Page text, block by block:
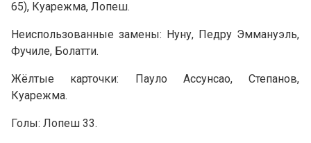
65), Куарежма, Лопеш.
Неиспользованные замены: Нуну, Педру Эммануэль,
Фучиле, Болатти.
Жёлтые карточки: Пауло Ассунсао, Степанов,
Куарежма.
Голы: Лопеш 33.